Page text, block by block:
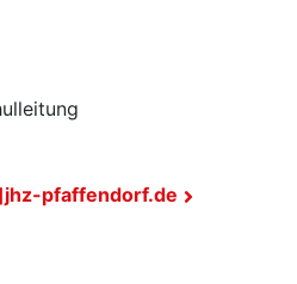
pfaffendorf.de